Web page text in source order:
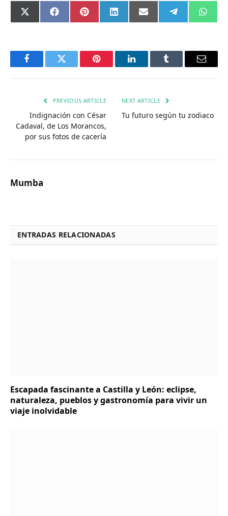
Compartir
en
X
(Twitter)
Compartir
en
FacebookCompartir
en
PinterestCompartir
en
LinkedInCompartir
en
Email Compartir
en
Telegram
en
FacebookTwitter Pinterest LinkedInTumblr Email
PREVIOUS ARTICLE
Indignación con César
Cadaval, de Los Morancos,
por sus fotos de cacería
NEXT ARTICLE
Tu futuro según tu zodiaco
Mumba
ENTRADAS RELACIONADAS
Escapada fascinante a Castilla y León: eclipse,
naturaleza, pueblos y gastronomía para vivir un
viaje inolvidable